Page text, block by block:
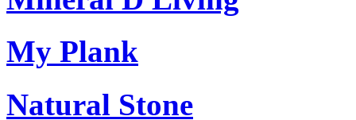
My Plank
Natural Stone